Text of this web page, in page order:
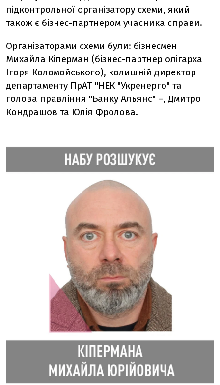
підконтрольної організатору схеми, який
також є бізнес-партнером учасника справи.
Організаторами схеми були: бізнесмен
Михайла Кіперман (бізнес-партнер олігарха
Ігоря Коломойського), колишній директор
департаменту ПрАТ "НЕК "Укренерго" та
голова правління "Банку Альянс" –, Дмитро
Кондрашов та Юлія Фролова.